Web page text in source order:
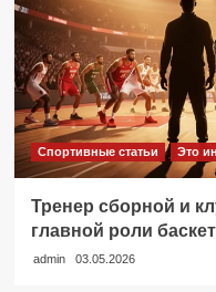
Спортивные статьи Это
Тренер сборной и
главной роли
admin 03.05.2026